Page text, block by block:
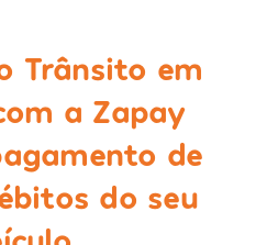
Trânsito em
a Zapay
de
do seu